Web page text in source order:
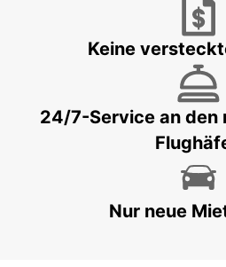
MENORCA FLUGHAFEN
Keine
24/7-Service an den
Nur neue